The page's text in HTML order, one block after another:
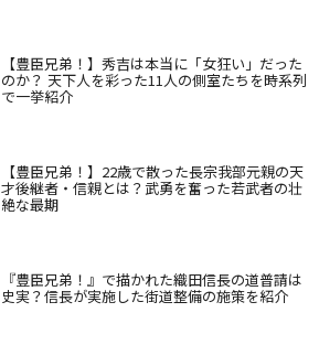
【豊臣兄弟！】秀吉は本当に「女狂い」だった
のか？ 天下人を彩った11人の側室たちを時系列
で一挙紹介
【豊臣兄弟！】22歳で散った長宗我部元親の天
才後継者・信親とは？武勇を奮った若武者の壮
絶な最期
『豊臣兄弟！』で描かれた織田信長の道普請は
史実？信長が実施した街道整備の施策を紹介